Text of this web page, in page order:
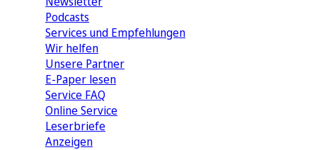
Podcasts
Services und Empfehlungen
Wir helfen
Unsere Partner
E-Paper lesen
Service FAQ
Online Service
Leserbriefe
Anzeigen